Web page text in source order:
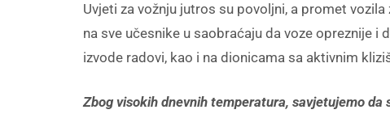
Uvjeti za vožnju jutros su povoljni, a promet
na sve učesnike u saobraćaju da voze opreznije
izvode radovi, kao i na dionicama sa aktivnim
Zbog visokih dnevnih temperatura, savjetujemo